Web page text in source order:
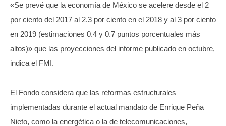
«Se prevé que la economía de México se acelere desde el 2
por ciento del 2017 al 2.3 por ciento en el 2018 y al 3 por ciento
en 2019 (estimaciones 0.4 y 0.7 puntos porcentuales más
altos)» que las proyecciones del informe publicado en octubre,
indica el FMI.
El Fondo considera que las reformas estructurales
implementadas durante el actual mandato de Enrique Peña
Nieto, como la energética o la de telecomunicaciones,